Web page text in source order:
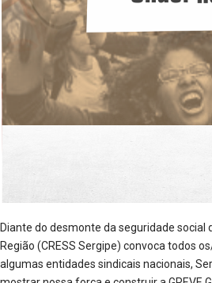
Diante do desmonte da seguridade social
Região (CRESS Sergipe) convoca todos
algumas entidades sindicais nacionais,